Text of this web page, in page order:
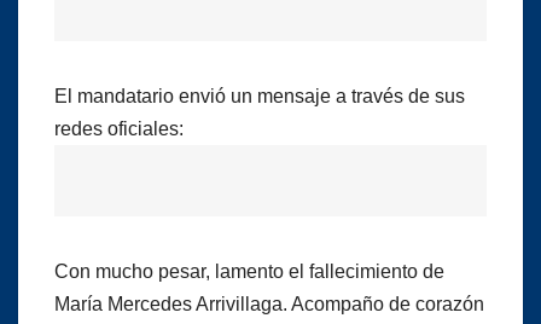
El mandatario envió un mensaje a través de sus
redes oficiales:
Con mucho pesar, lamento el fallecimiento de
María Mercedes Arrivillaga. Acompaño de corazón